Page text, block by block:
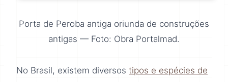
Porta de Peroba antiga oriunda de construções
antigas — Foto: Obra Portalmad.
No Brasil, existem diversos tipos e espécies de